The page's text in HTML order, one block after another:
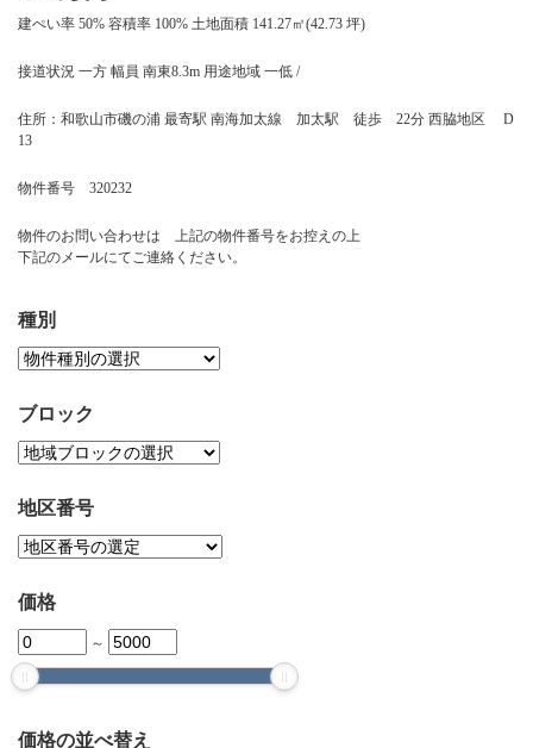
月極駐車場のご案内
アクセス
建ぺい率 50% 容積率 100% 土地面積 141.27㎡(42.73 坪)
接道状況 一方 幅員 南東8.3m 用途地域 一低 /
住所：和歌山市磯の浦 最寄駅 南海加太線 加太駅 徒歩 22分 西脇地区 D
13
物件番号 320232
物件のお問い合わせは 上記の物件番号をお控えの上
下記のメールにてご連絡ください。
種別
ブロック
地区番号
価格
～
価格の並べ替え